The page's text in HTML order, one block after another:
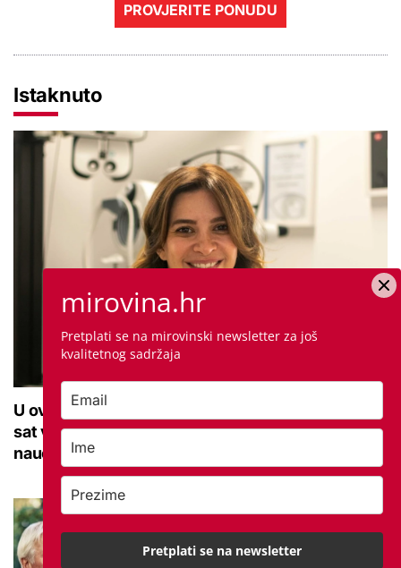
PROVJERITE PONUDU
Istaknuto
U ovoj optici rade najdetaljniji pregled vida, traje
sat vremena: Bila sam na njemu, evo što me
naučio
mirovina.hr
Pretplati se na mirovinski newsletter za još
kvalitetnog sadržaja
Pretplati se na newsletter